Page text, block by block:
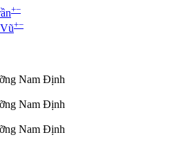
+−
+−
Nam Định
Nam Định
Nam Định